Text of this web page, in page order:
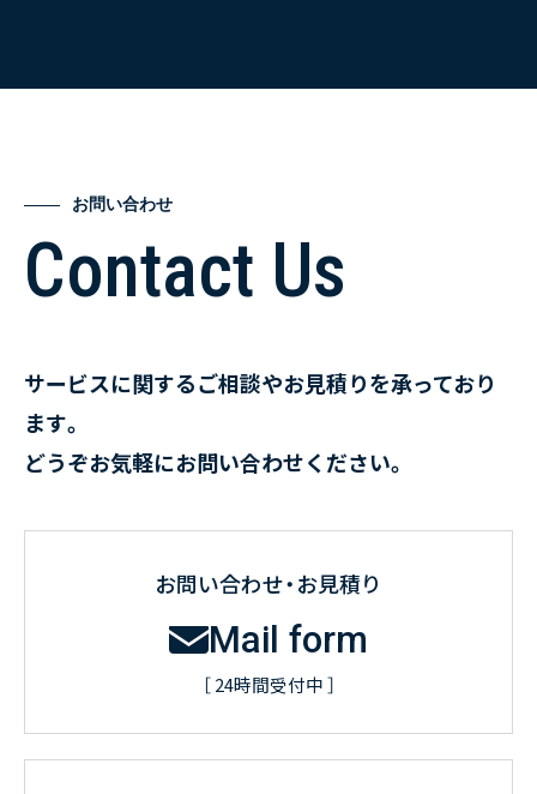
お問い合わせ
Contact Us
サービスに関するご相談やお見積りを承っており
ます。
どうぞお気軽にお問い合わせください。
お問い合わせ・お見積り
Mail form
［ 24時間受付中 ］